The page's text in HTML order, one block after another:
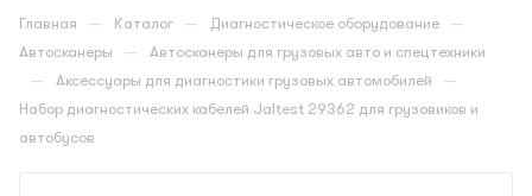
Главная — Каталог — Диагностическое оборудование —
Автосканеры — Автосканеры для грузовых авто и спецтехники
— Аксессуары для диагностики грузовых автомобилей —
Набор диагностических кабелей Jaltest 29362 для грузовиков и
автобусов